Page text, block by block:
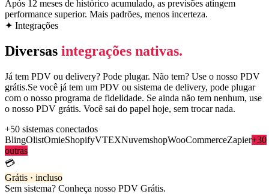
Após 12 meses de histórico acumulado, as previsões atingem
performance superior. Mais padrões, menos incerteza.
✦ Integrações
Diversas integrações nativas.
Já tem PDV ou delivery? Pode plugar. Não tem? Use o nosso PDV
grátis.Se você já tem um PDV ou sistema de delivery, pode plugar
com o nosso programa de fidelidade. Se ainda não tem nenhum, use
o nosso PDV grátis. Você sai do papel hoje, sem trocar nada.
+50 sistemas conectados
BlingOlistOmieShopifyVTEXNuvemshopWooCommerceZapier+30
outras
💳
Grátis · incluso
Sem sistema? Conheça nosso PDV Grátis.